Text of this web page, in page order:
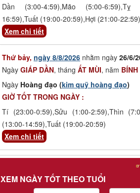
Dần (3:00-4:59),Mão (5:00-6:59),Tỵ
16:59),Tuất (19:00-20:59),Hợi (21:00-22:59)
Xem chi tiết
Thứ bảy, ngày 8/8/2026 nhằm ngày 26/6/
Ngày GIÁP DẦN, tháng ẤT MÙI, năm
Ngày Hoàng đạo (kim quỹ hoàng đạo)
GIỜ TỐT TRONG NGÀY :
Tí (23:00-0:59),Sửu (1:00-2:59),Thìn
(13:00-14:59),Tuất (19:00-20:59)
Xem chi tiết
XEM NGÀY TỐT THEO TUỔI